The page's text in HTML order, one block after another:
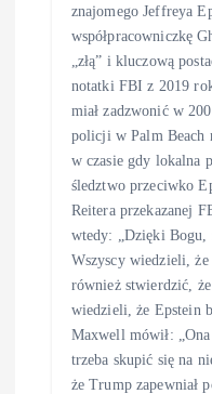
znajomego Jeffreya
współpracowniczkę
„złą” i kluczową
notatki FBI z 2019
miał zadzwonić w
policji w Palm Beach
w czasie gdy lokalna
śledztwo przeciwko
Reitera przekazanej
wtedy: „Dzięki Bogu,
Wszyscy wiedzieli,
również stwierdzić,
wiedzieli, że Epstein
Maxwell mówił: „Ona
trzeba skupić się na
że Trump zapewniał